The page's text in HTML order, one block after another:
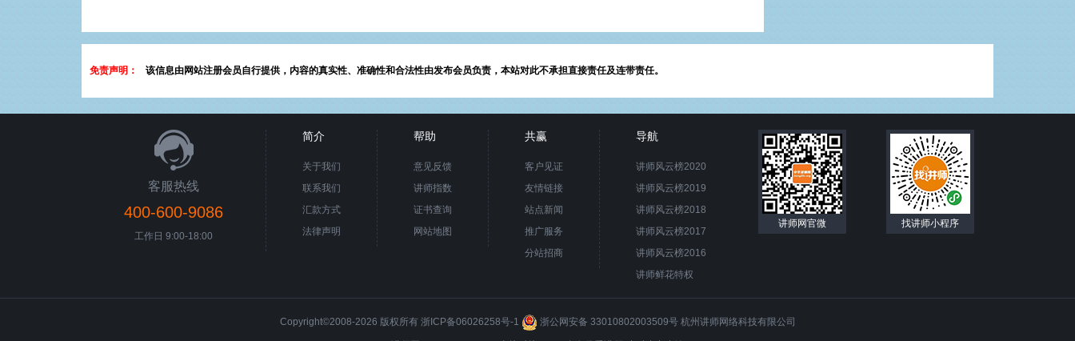
免责声明： 该信息由网站注册会员自行提供，内容的真实性、准确性和合法性由发布会员负责，本站对此不承担直接责任及连带责任。
客服热线
400-600-9086
工作日 9:00-18:00
简介
关于我们
联系我们
汇款方式
法律声明
帮助
意见反馈
讲师指数
证书查询
网站地图
共赢
客户见证
友情链接
站点新闻
推广服务
分站招商
导航
讲师风云榜2020
讲师风云榜2019
讲师风云榜2018
讲师风云榜2017
讲师风云榜2016
讲师鲜花特权
讲师网官微 找讲师小程序
Copyright©2008-2026 版权所有 浙ICP备06026258号-1 浙公网安备 33010802003509号 杭州讲师网络科技有限公司